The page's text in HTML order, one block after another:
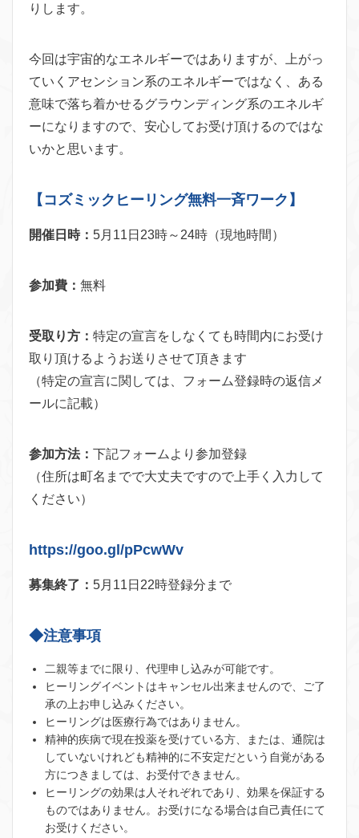
りします。
今回は宇宙的なエネルギーではありますが、上がっ
ていくアセンション系のエネルギーではなく、ある
意味で落ち着かせるグラウンディング系のエネルギ
ーになりますので、安心してお受け頂けるのではな
いかと思います。
【コズミックヒーリング無料一斉ワーク】
開催日時： 5月11日23時～24時（現地時間）
参加費： 無料
受取り方： 特定の宣言をしなくても時間内にお受け
取り頂けるようお送りさせて頂きます
（特定の宣言に関しては、フォーム登録時の返信メ
ールに記載）
参加方法： 下記フォームより参加登録
（住所は町名までで大丈夫ですので上手く入力して
ください）
https://goo.gl/pPcwWv
募集終了： 5月11日22時登録分まで
◆注意事項
二親等までに限り、代理申し込みが可能です。
ヒーリングイベントはキャンセル出来ませんので、ご了
承の上お申し込みください。
ヒーリングは医療行為ではありません。
精神的疾病で現在投薬を受けている方、または、通院は
していないけれども精神的に不安定だという自覚がある
方につきましては、お受付できません。
ヒーリングの効果は人それぞれであり、効果を保証する
ものではありません。お受けになる場合は自己責任にて
お受けください。